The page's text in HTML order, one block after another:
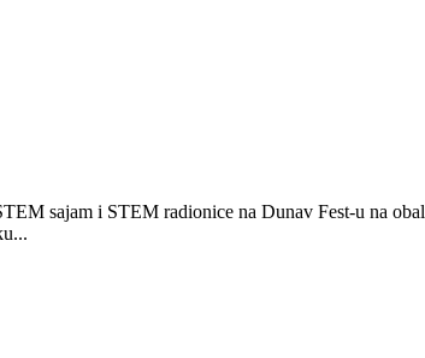
sajam i STEM radionice na Dunav Fest-u na